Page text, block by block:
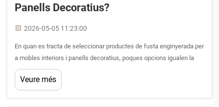
Panells Decoratius?
2026-05-05 11:23:00
En quan es tracta de seleccionar productes de fusta enginyerada per
a mobles interiors i panells decoratius, poques opcions igualen la
versatilitat i la facilitat de treball del material MDF. El tauler de fibres
de densitat mitjana s'ha convertit en un dels sustrats més utilitzats
Veure més